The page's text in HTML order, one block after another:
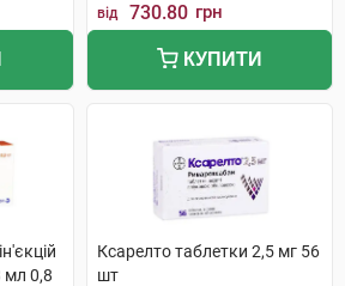
від 730.80 грн
КУПИТИ
0,8
Ксарелто таблетки 2,5 мг 56
шт